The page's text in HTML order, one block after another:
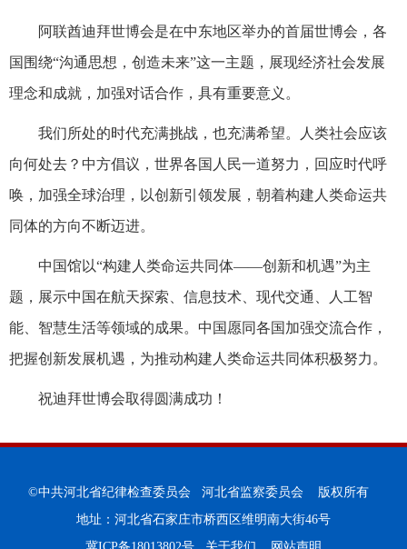
阿联酋迪拜世博会是在中东地区举办的首届世博会，各
国围绕“沟通思想，创造未来”这一主题，展现经济社会发展
理念和成就，加强对话合作，具有重要意义。
我们所处的时代充满挑战，也充满希望。人类社会应该
向何处去？中方倡议，世界各国人民一道努力，回应时代呼
唤，加强全球治理，以创新引领发展，朝着构建人类命运共
同体的方向不断迈进。
中国馆以“构建人类命运共同体——创新和机遇”为主
题，展示中国在航天探索、信息技术、现代交通、人工智
能、智慧生活等领域的成果。中国愿同各国加强交流合作，
把握创新发展机遇，为推动构建人类命运共同体积极努力。
祝迪拜世博会取得圆满成功！
©中共河北省纪律检查委员会 河北省监察委员会 版权所有
地址：河北省石家庄市桥西区维明南大街46号